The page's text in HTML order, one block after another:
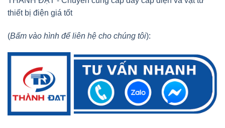
thiết bị điện giá tốt
(Bấm vào hình để liên hệ cho chúng tôi):